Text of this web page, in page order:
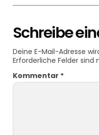
Schreibe
Deine E-Mail-Adresse
Erforderliche Felder sind
Kommentar *